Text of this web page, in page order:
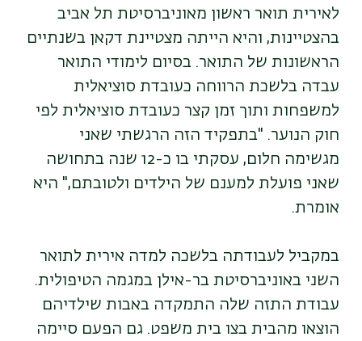
לאירית תואר ראשון מאוניברסיטת תל אביב
בהצטיינות, והיא הייתה מצטיינת דקאן בשנתיים
הראשונות של התואר. בסיום לימודי התואר
עבדה בלשכת הרווחה כעובדת סוציאלית
למשפחות ותוך זמן קצר כעובדת סוציאלית לפי
חוק הנוער. "בתפקיד הזה הרגשתי שאני
מגשימה חלום, עסקתי בו כ-12 שנה בתחושה
שאני פועלת למענם של הילדים ולטובתם," היא
אומרת.
במקביל לעבודתה בלשכה למדה אירית לתואר
השני באוניברסיטת בר-אילן במגמה הטיפולית.
עבודת התזה שלה התמקדה באבות שילדיהם
הוצאו מהבית בצו בית משפט. גם הפעם סיימה